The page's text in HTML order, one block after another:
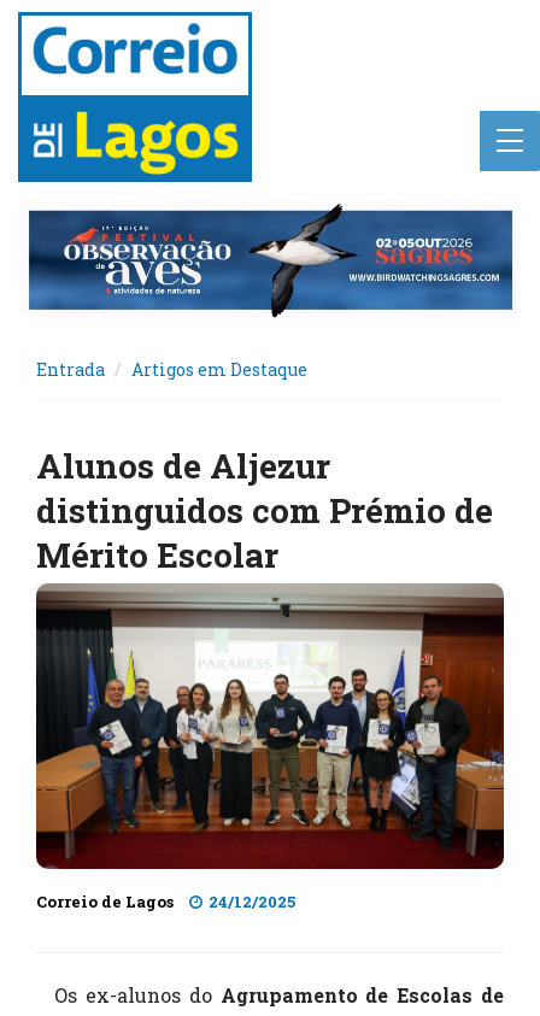
Entrada Artigos em Destaque
Alunos de Aljezur
distinguidos com Prémio de
Mérito Escolar
Correio de Lagos 24/12/2025
Os ex-alunos do Agrupamento de Escolas de